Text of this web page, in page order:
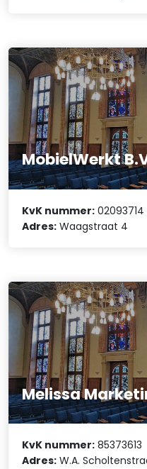
MobielWerkt
KvK nummer: 02093714
Adres: Waagstraat 4
Melissa
KvK nummer: 85373613
Adres: W.A.